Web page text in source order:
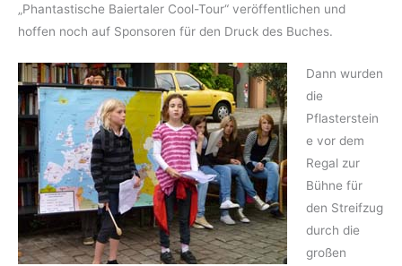
„Phantasti­sche Baiertaler Cool-Tour“ veröffentlichen und
hoffen noch auf Sponsoren für den Druck des Buches.
Dann wurden
die
Pflasterstein
e vor dem
Regal zur
Bühne für
den Streifzug
durch die
großen